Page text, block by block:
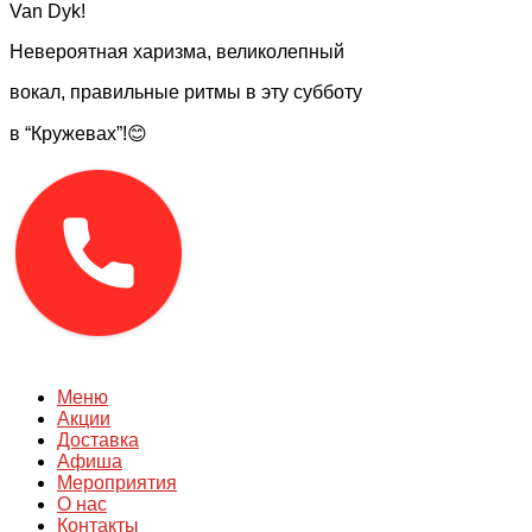
Van Dyk!
Невероятная харизма, великолепный
вокал, правильные ритмы в эту субботу
в “Кружевах”!😊
Меню
Акции
Доставка
Афиша
Мероприятия
О нас
Контакты